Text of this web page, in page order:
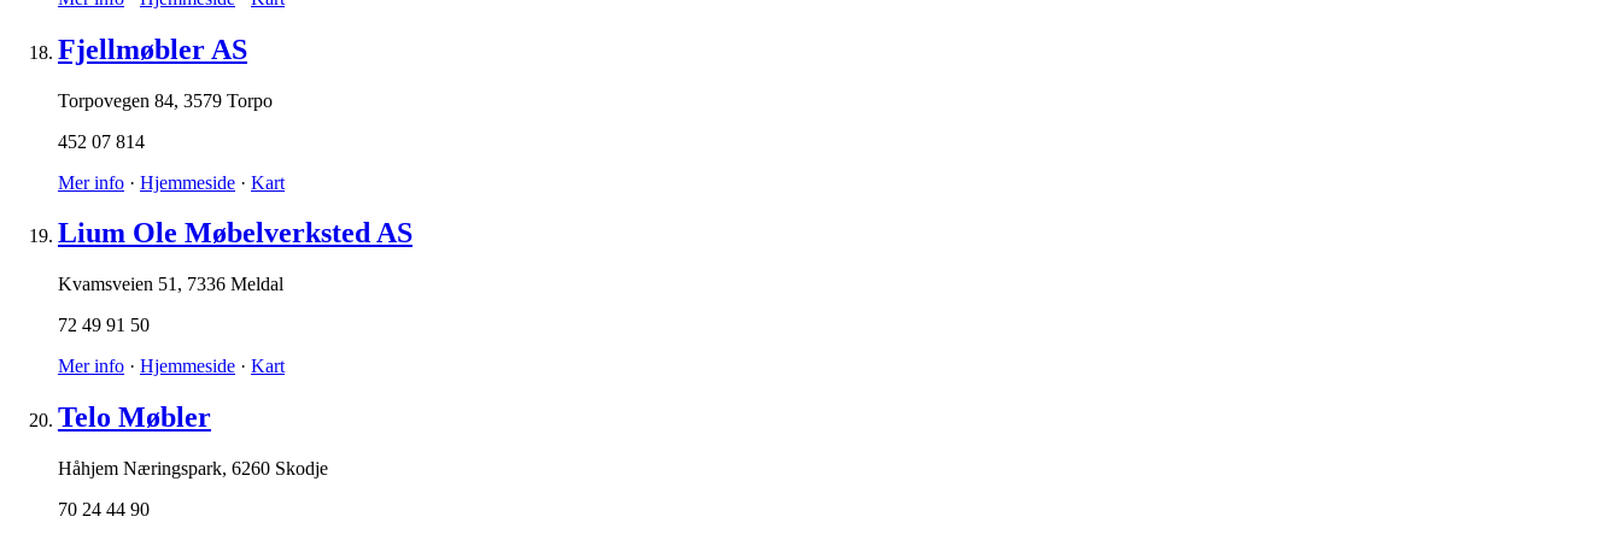
Fjellmøbler AS
Torpovegen 84, 3579 Torpo
452 07 814
Mer info · Hjemmeside · Kart
Lium Ole Møbelverksted AS
Kvamsveien 51 , 7336 Meldal
72 49 91 50
Mer info · Hjemmeside · Kart
Telo Møbler
Håhjem Næringspark, 6260 Skodje
70 24 44 90